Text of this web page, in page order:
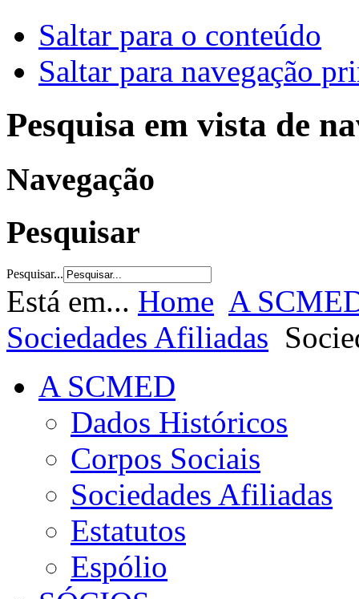
Saltar para o conteúdo
Saltar para navegação
Pesquisa em vista de
Navegação
Pesquisar
Pesquisar...
Está em... Home A
Sociedades Afiliadas
A SCMED
Dados Históricos
Corpos Sociais
Sociedades Afiliadas
Estatutos
Espólio